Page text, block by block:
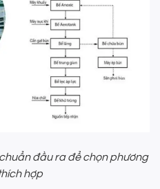
đầu ra để chọn phương
hợp